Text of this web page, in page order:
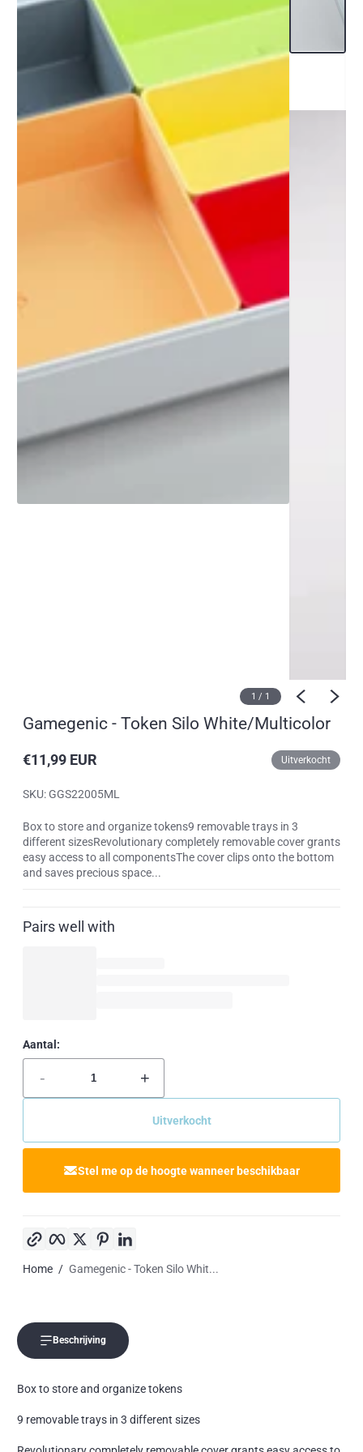
1 / 1
Gamegenic - Token Silo White/Multicolor
Reguliere
€11,99 EUR Uitverkocht
SKU: GGS22005ML
Box to store and organize tokens9 removable trays in 3
different sizesRevolutionary completely removable cover grants
easy access to all componentsThe cover clips onto the bottom
and saves precious space...
Pairs well with
Aantal:
- +
Uitverkocht
Stel me op de hoogte wanneer beschikbaar
FacebookTwitterPinterest
Home Gamegenic - Token Silo Whit...
Beschrijving
Box to store and organize tokens
9 removable trays in 3 different sizes